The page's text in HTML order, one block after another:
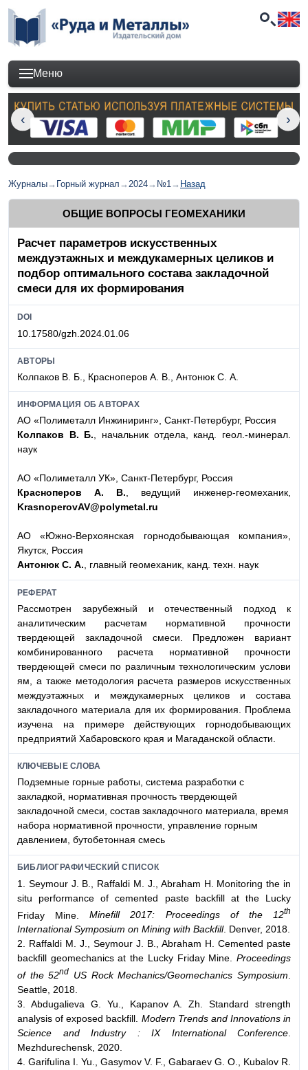
Меню
Журналы→ Горный журнал →2024→ №1→ Назад
ОБЩИЕ ВОПРОСЫ ГЕОМЕХАНИКИ
Расчет параметров искусственных
междуэтажных и междукамерных целиков и
подбор оптимального состава закладочной
смеси для их формирования
DOI
10.17580/gzh.2024.01.06
АВТОРЫ
Колпаков В. Б., Красноперов А. В., Антонюк С. А.
ИНФОРМАЦИЯ ОБ АВТОРАХ
АО «Полиметалл Инжиниринг», Санкт-Петербург, Россия
Колпаков В. Б., начальник отдела, канд. геол.-минерал.
наук
АО «Полиметалл УК», Санкт-Петербург, Россия
Красноперов А. В., ведущий инженер-геомеханик,
KrasnoperovAV@polymetal.ru
АО «Южно-Верхоянская горнодобывающая компания»,
Якутск, Россия
Антонюк С. А., главный геомеханик, канд. техн. наук
РЕФЕРАТ
Рассмотрен зарубежный и отечественный подход к
аналитическим расчетам нормативной прочности
твердеющей закладочной смеси. Предложен вариант
комбинированного расчета нормативной прочности
твердеющей смеси по различным технологическим услови
ям, а также методология расчета размеров искусственных
междуэтажных и междукамерных целиков и состава
закладочного материала для их формирования. Проблема
изучена на примере действующих горнодобывающих
предприятий Хабаровского края и Магаданской области.
КЛЮЧЕВЫЕ СЛОВА
Подземные горные работы, система разработки с
закладкой, нормативная прочность твердеющей
закладочной смеси, состав закладочного материала, время
набора нормативной прочности, управление горным
давлением, бутобетонная смесь
БИБЛИОГРАФИЧЕСКИЙ СПИСОК
1. Seymour J. B., Raffaldi M. J., Abraham H. Monitoring the in
situ performance of cemented paste backfill at the Lucky
Friday Mine.Minefill 2017: Proceedings of the 12th
International Symposium on Mining with Backfill. Denver, 2018.
2. Raffaldi M. J., Seymour J. B., Abraham H. Cemented paste
backfill geomechanics at the Lucky Friday Mine. Proceedings
of the 52nd US Rock Mechanics/Geomechanics Symposium
Seattle, 2018.
3. Abdugalieva G. Yu., Kapanov A. Zh. Standard strength
analysis of exposed backfill. Modern Trends and Innovations in
Science and Industry : IX International Conference
Mezhdurechensk, 2020.
4. Garifulina I. Yu., Gasymov V. F., Gabaraev G. O., Kubalov R.